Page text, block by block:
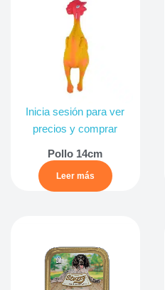
Inicia sesión para ver
precios y comprar
Pollo 14cm
Leer más